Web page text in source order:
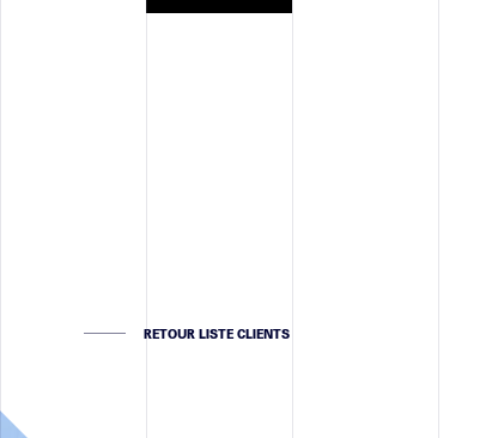
RETOUR LISTE CLIENTS